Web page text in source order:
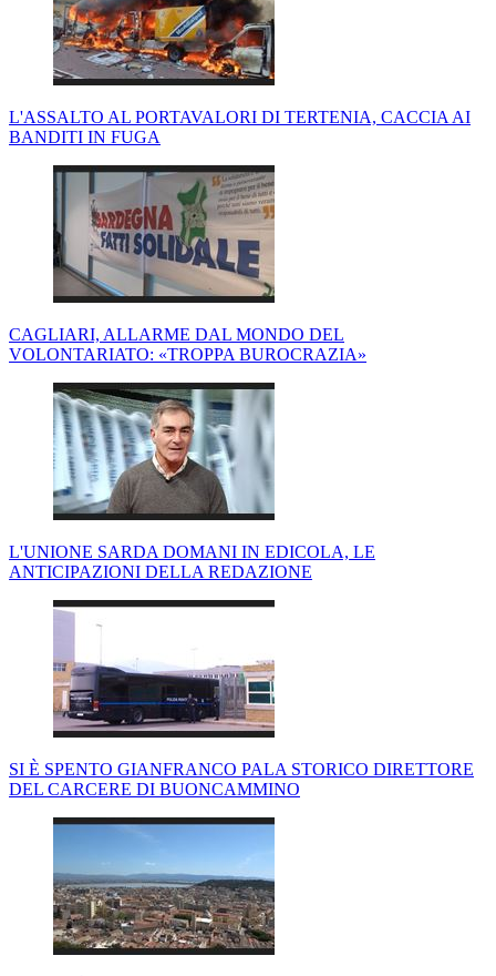
L'ASSALTO AL PORTAVALORI DI TERTENIA, CACCIA AI
BANDITI IN FUGA
CAGLIARI, ALLARME DAL MONDO DEL
VOLONTARIATO: «TROPPA BUROCRAZIA»
L'UNIONE SARDA DOMANI IN EDICOLA, LE
ANTICIPAZIONI DELLA REDAZIONE
SI È SPENTO GIANFRANCO PALA STORICO DIRETTORE
DEL CARCERE DI BUONCAMMINO